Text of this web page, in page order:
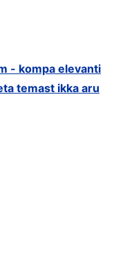
- kompa elevanti
temast ikka aru